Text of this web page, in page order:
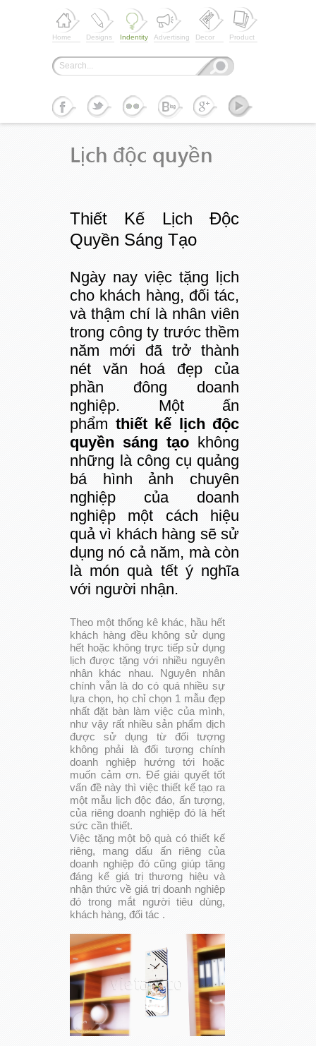
Home Designs Indentity Advertising Decor Product
Lịch độc quyền
Thiết Kế Lịch Độc
Quyền Sáng Tạo
Ngày nay việc tặng lịch
cho khách hàng, đối tác,
và thậm chí là nhân viên
trong công ty trước thềm
năm mới đã trở thành
nét văn hoá đẹp của
phần đông doanh
nghiệp. Một ấn
phẩm thiết kế lịch độc
quyền sáng tạo không
những là công cụ quảng
bá hình ảnh chuyên
nghiệp của doanh
nghiệp một cách hiệu
quả vì khách hàng sẽ sử
dụng nó cả năm, mà còn
là món quà tết ý nghĩa
với người nhận.
Theo một thống kê khác, hầu hết
khách hàng đều không sử dụng
hết hoặc không trực tiếp sử dụng
lịch được tặng với nhiều nguyên
nhân khác nhau. Nguyên nhân
chính vẫn là do có quá nhiều sự
lựa chọn, họ chỉ chọn 1 mẫu đẹp
nhất đặt bàn làm việc của mình,
như vậy rất nhiều sản phẩm dịch
được sử dụng từ đối tượng
không phải là đối tượng chính
doanh nghiệp hướng tới hoặc
muốn cảm ơn. Để giái quyết tốt
vấn đề này thì việc thiết kế tạo ra
một mẫu lịch độc đáo, ấn tượng,
của riêng doanh nghiệp đó là hết
sức cần thiết.
Việc tặng một bộ quà có thiết kế
riêng, mang dấu ấn riêng của
doanh nghiệp đó cũng giúp tăng
đáng kể giá trị thương hiệu và
nhận thức về giá trị doanh nghiệp
đó trong mắt người tiêu dùng,
khách hàng, đối tác .